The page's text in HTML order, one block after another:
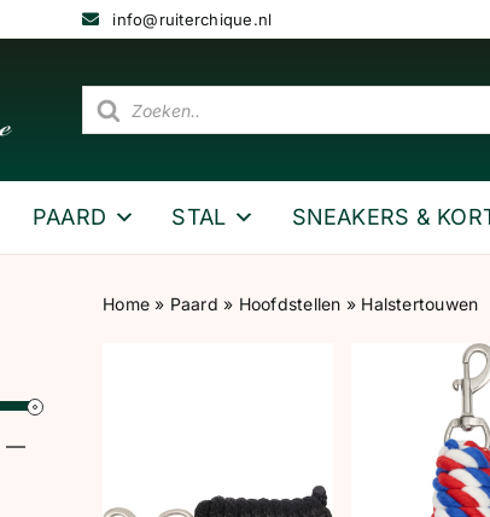
info@ruiterchique.nl
Producten
zoeken
PAARD STAL SNEAKERS &
—
Home » Paard » Hoofdstellen » Halstertouwen